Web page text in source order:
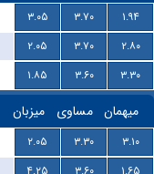
۳.۰۵ ۳.۷۰
۱.۹۴
۲.۰۵ ۳.۷۰
۲.۸۰
۱.۸۵ ۳.۶۰
۳.۳۰
میزبان مساوی میهمان
۲.۰۵ ۳.۳۰
۳.۱۰